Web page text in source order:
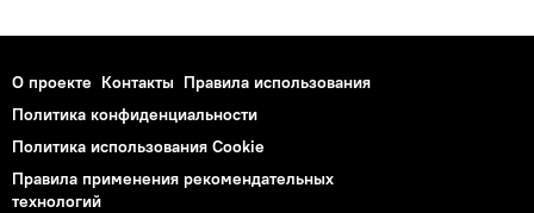
О проекте Контакты Правила использования
Политика конфиденциальности
Политика использования Cookie
Правила применения рекомендательных
технологий